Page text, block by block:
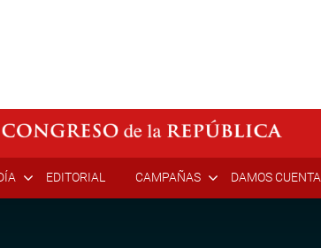
EDITORIAL CAMPAÑAS DAMOS CUENTA